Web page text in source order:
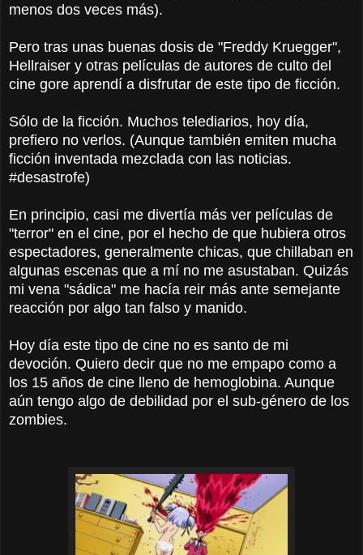
menos dos veces más).
Pero tras unas buenas dosis de "Freddy Kruegger",
Hellraiser y otras películas de autores de culto del
cine gore aprendí a disfrutar de este tipo de ficción.
Sólo de la ficción. Muchos telediarios, hoy día,
prefiero no verlos. (Aunque también emiten mucha
ficción inventada mezclada con las noticias.
#desastrofe)
En principio, casi me divertía más ver películas de
"terror" en el cine, por el hecho de que hubiera otros
espectadores, generalmente chicas, que chillaban en
algunas escenas que a mí no me asustaban. Quizás
mi vena "sádica" me hacía reir más ante semejante
reacción por algo tan falso y manido.
Hoy día este tipo de cine no es santo de mi
devoción. Quiero decir que no me empapo como a
los 15 años de cine lleno de hemoglobina. Aunque
aún tengo algo de debilidad por el sub-género de los
zombies.